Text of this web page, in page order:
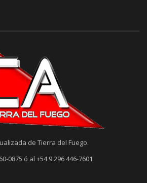
de Tierra del Fuego.
0875 ó al +54 9 296 446-7601